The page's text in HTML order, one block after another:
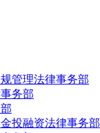
管理法律事务部
务部
投融资法律事务部